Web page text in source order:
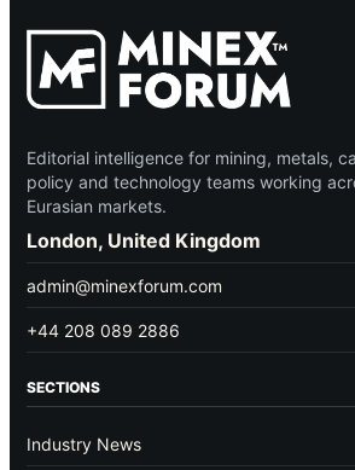
Editorial intelligence for mining, metals,
policy and technology teams working
Eurasian markets.
London, United Kingdom
admin@minexforum.com
+44 208 089 2886
SECTIONS
Industry News